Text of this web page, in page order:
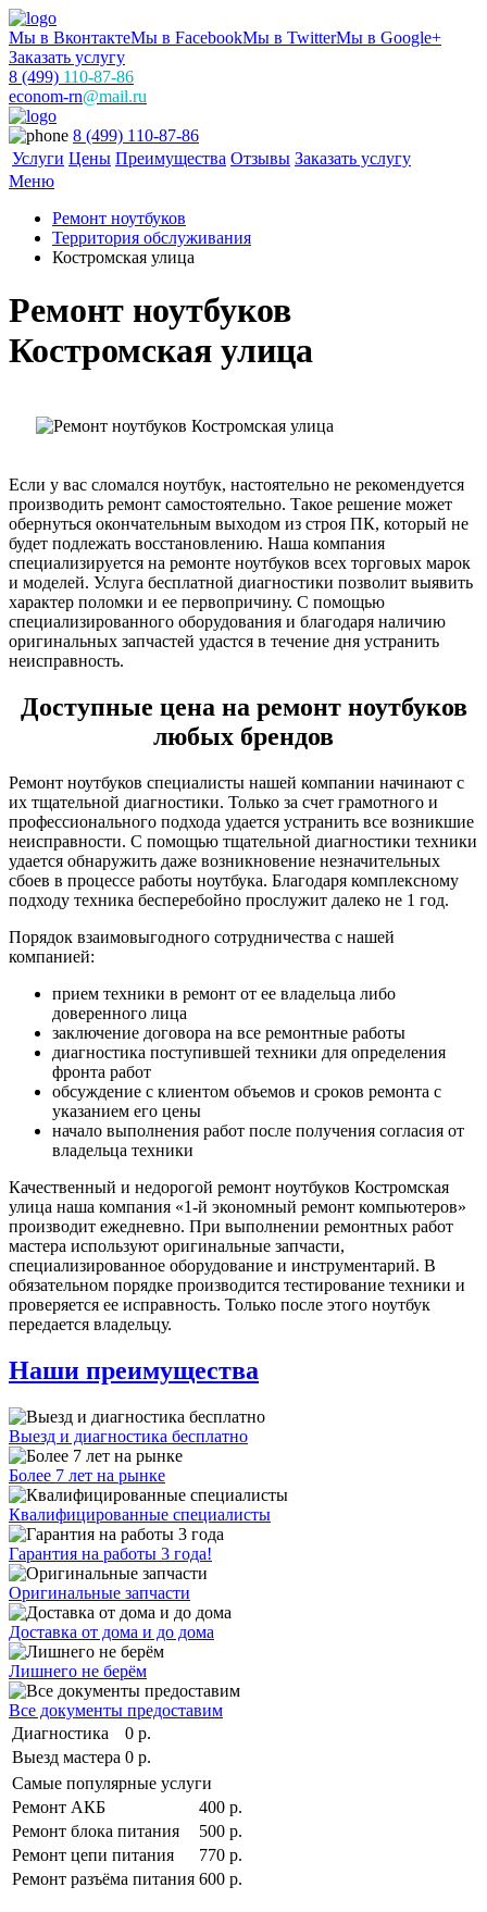
Мы в ВконтактеМы в FacebookМы в TwitterМы в Google+
Заказать услугу
8 (499) 110-87-86
econom-rn@mail.ru
8 (499) 110-87-86
Услуги Цены Преимущества Отзывы Заказать услугу
Меню
Ремонт ноутбуков
Территория обслуживания
Костромская улица
Ремонт ноутбуков
Костромская улица
Если у вас сломался ноутбук, настоятельно не рекомендуется
производить ремонт самостоятельно. Такое решение может
обернуться окончательным выходом из строя ПК, который не
будет подлежать восстановлению. Наша компания
специализируется на ремонте ноутбуков всех торговых марок
и моделей. Услуга бесплатной диагностики позволит выявить
характер поломки и ее первопричину. С помощью
специализированного оборудования и благодаря наличию
оригинальных запчастей удастся в течение дня устранить
неисправность.
Доступные цена на ремонт ноутбуков
любых брендов
Ремонт ноутбуков специалисты нашей компании начинают с
их тщательной диагностики. Только за счет грамотного и
профессионального подхода удается устранить все возникшие
неисправности. С помощью тщательной диагностики техники
удается обнаружить даже возникновение незначительных
сбоев в процессе работы ноутбука. Благодаря комплексному
подходу техника бесперебойно прослужит далеко не 1 год.
Порядок взаимовыгодного сотрудничества с нашей
компанией:
прием техники в ремонт от ее владельца либо
доверенного лица
заключение договора на все ремонтные работы
диагностика поступившей техники для определения
фронта работ
обсуждение с клиентом объемов и сроков ремонта с
указанием его цены
начало выполнения работ после получения согласия от
владельца техники
Качественный и недорогой ремонт ноутбуков Костромская
улица наша компания «1-й экономный ремонт компьютеров»
производит ежедневно. При выполнении ремонтных работ
мастера используют оригинальные запчасти,
специализированное оборудование и инструментарий. В
обязательном порядке производится тестирование техники и
проверяется ее исправность. Только после этого ноутбук
передается владельцу.
Наши преимущества
Выезд и диагностика бесплатно
Более 7 лет на рынке
Квалифицированные специалисты
Гарантия на работы 3 года!
Оригинальные запчасти
Доставка от дома и до дома
Лишнего не берём
Все документы предоставим
Диагностика
0 р.
Выезд мастера 0 р.
Самые популярные услуги
Ремонт АКБ
400 р.
Ремонт блока питания
500 р.
Ремонт цепи питания
770 р.
Ремонт разъёма питания 600 р.